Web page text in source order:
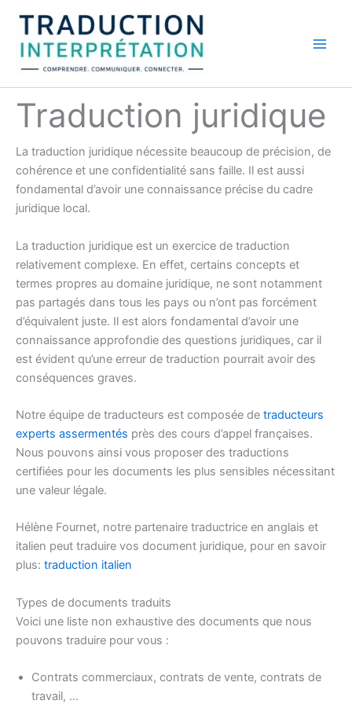
contenu
Traduction juridique
La traduction juridique nécessite beaucoup de précision, de
cohérence et une confidentialité sans faille. Il est aussi
fondamental d’avoir une connaissance précise du cadre
juridique local.
La traduction juridique est un exercice de traduction
relativement complexe. En effet, certains concepts et
termes propres au domaine juridique, ne sont notamment
pas partagés dans tous les pays ou n’ont pas forcément
d’équivalent juste. Il est alors fondamental d’avoir une
connaissance approfondie des questions juridiques, car il
est évident qu’une erreur de traduction pourrait avoir des
conséquences graves.
Notre équipe de traducteurs est composée de traducteurs
experts assermentés près des cours d’appel françaises.
Nous pouvons ainsi vous proposer des traductions
certifiées pour les documents les plus sensibles nécessitant
une valeur légale.
Hélène Fournet, notre partenaire traductrice en anglais et
italien peut traduire vos document juridique, pour en savoir
plus: traduction italien
Types de documents traduits
Voici une liste non exhaustive des documents que nous
pouvons traduire pour vous :
Contrats commerciaux, contrats de vente, contrats de
travail, …